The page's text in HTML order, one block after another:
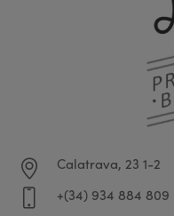
Calatrava, 23 1-2
+(34) 934 884 809